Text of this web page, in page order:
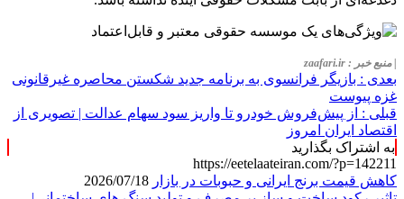
| منبع خبر : zaafari.ir
بعدی : بازیگر فرانسوی به برنامه جدید شکستن محاصره غیرقانونی
غزه پیوست
قبلی : از پیش‌فروش خودرو تا واریز سود سهام عدالت | تصویری از
اقتصاد ایران امروز
به اشتراک بگذارید
https://eetelaateiran.com/?p=142211
کاهش قیمت برنج ایرانی و حبوبات در بازار